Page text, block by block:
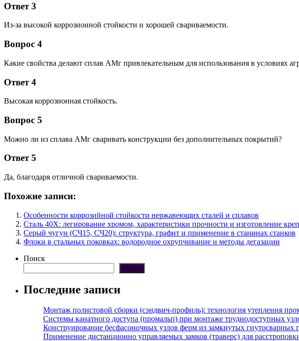
Ответ 3
Из-за высокой коррозионной стойкости и хорошей свариваемости.
Вопрос 4
Какие свойства делают сплав АМг привлекательным для использования в условиях
Ответ 4
Высокая коррозионная стойкость.
Вопрос 5
Можно ли из сплава АМг сваривать конструкции без дополнительных покрытий?
Ответ 5
Да, благодаря отличной свариваемости.
Похожие записи:
Особенности коррозийной стойкости нержавеющих сталей и сплавов
Сталь 40Х: легирование хромом, характеристики прочности и изготовление
Серый чугун (СЧ15, СЧ20): структура, графит и применение в станинах станков
Флоки в стальных поковках: водородное охрупчивание и методы дегазации
Поиск
Поиск
Последние записи
Монтаж полистовой сборки (сэндвич-профиль): технология утепления
Системы канатного доступа (промальп) при монтаже труднодоступных
Конструирование бесфасоночных узлов ферм из замкнутых
Применение дистанционно управляемых замков (траверс) для